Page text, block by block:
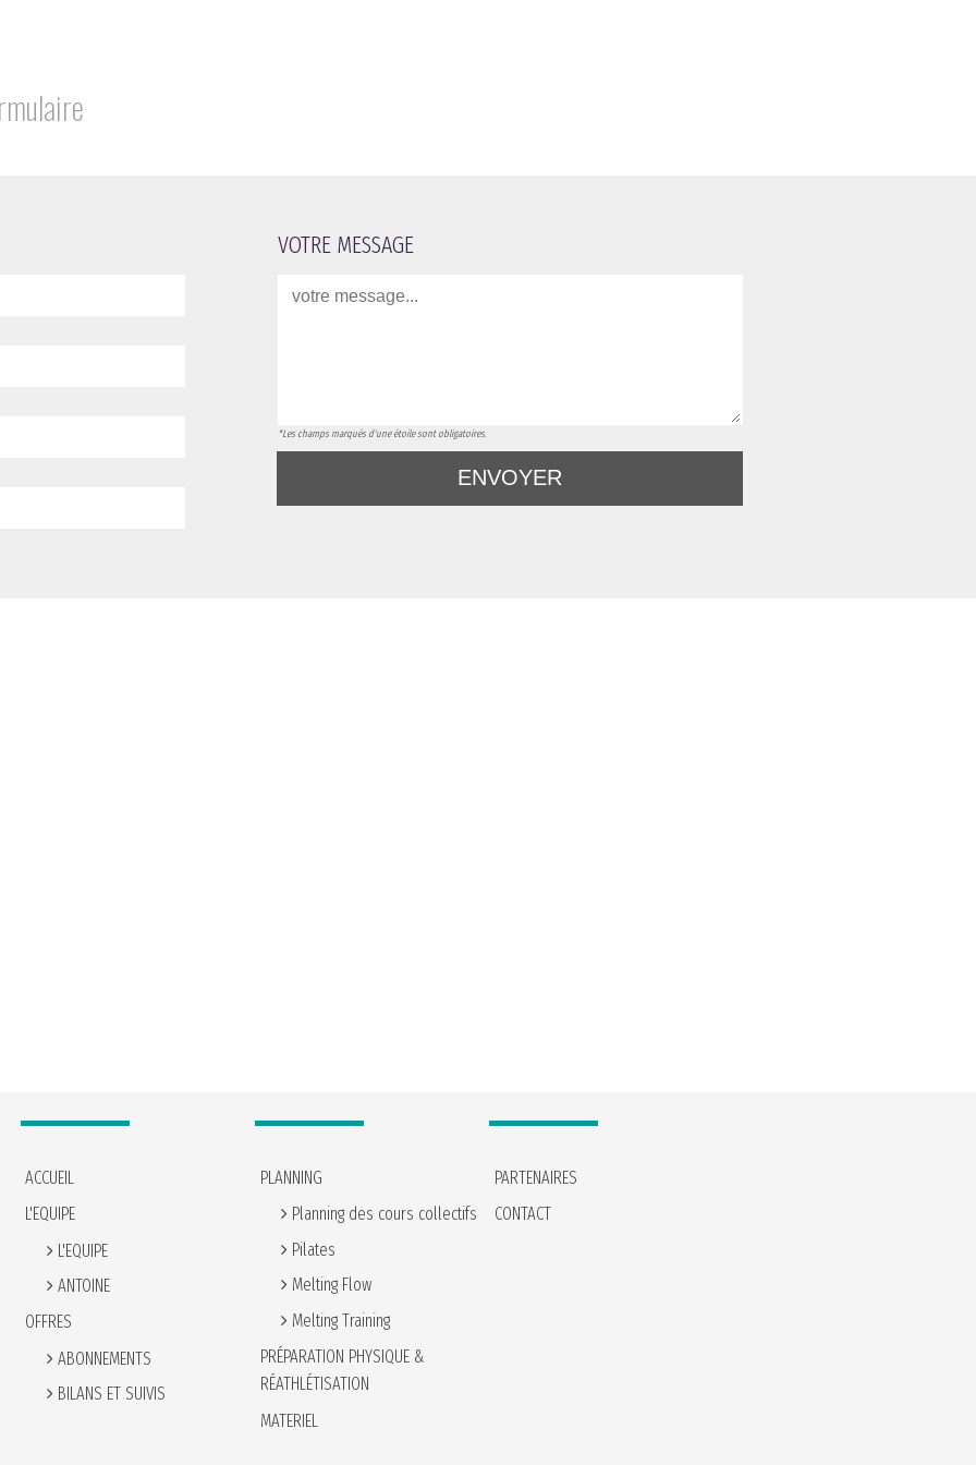
VOTRE MESSAGE
*Les champs marqués d'une étoile sont obligatoires.
ACCUEIL
L'EQUIPE
L'EQUIPE
ANTOINE
OFFRES
ABONNEMENTS
BILANS ET SUIVIS
PLANNING
Planning des cours collectifs
Pilates
Melting Flow
Melting Training
PRÉPARATION PHYSIQUE &
RÉATHLÉTISATION
MATERIEL
PARTENAIRES
CONTACT